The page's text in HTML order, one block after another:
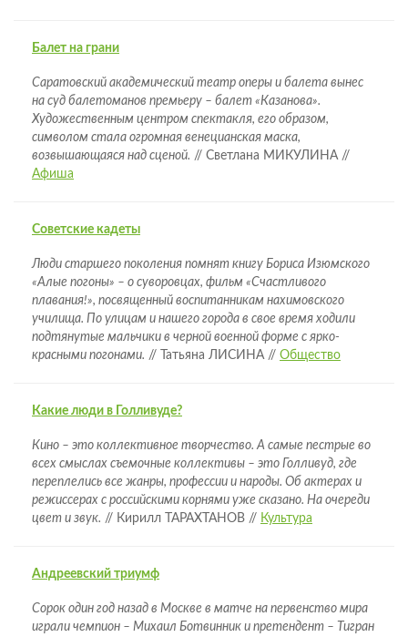
Балет на грани
Саратовский академический театр оперы и балета вынес
на суд балетоманов премьеру – балет «Казанова».
Художественным центром спектакля, его образом,
символом стала огромная венецианская маска,
возвышающаяся над сценой. // Светлана МИКУЛИНА //
Афиша
Советские кадеты
Люди старшего поколения помнят книгу Бориса Изюмского
«Алые погоны» – о суворовцах, фильм «Счастливого
плавания!», посвященный воспитанникам нахимовского
училища. По улицам и нашего города в свое время ходили
подтянутые мальчики в черной военной форме с ярко-
красными погонами. // Татьяна ЛИСИНА // Общество
Какие люди в Голливуде?
Кино – это коллективное творчество. А самые пестрые во
всех смыслах съемочные коллективы – это Голливуд, где
переплелись все жанры, профессии и народы. Об актерах и
режиссерах с российскими корнями уже сказано. На очереди
цвет и звук. // Кирилл ТАРАХТАНОВ // Культура
Андреевский триумф
Сорок один год назад в Москве в матче на первенство мира
играли чемпион – Михаил Ботвинник и претендент – Тигран